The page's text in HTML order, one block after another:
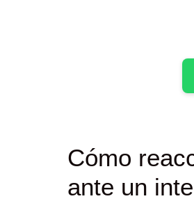
Cómo
ante un